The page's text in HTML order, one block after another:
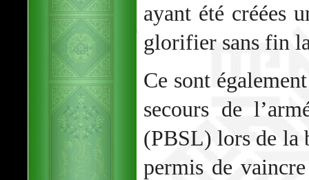
ayant été créées
glorifier sans fin
Ce sont
secours de
(PBSL) lors de la
permis de